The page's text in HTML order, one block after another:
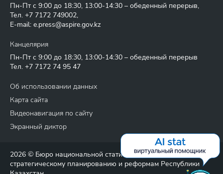
Пн-Пт с 9:00 до 18:30, 13:00-14:30 – обеденный перерыв,
Тел. +7 7172 749002,
E-mail: e.press@aspire.gov.kz
Канцелярия
Пн-Пт с 9:00 до 18:30, 13:00-14:30 – обеденный перерыв
Тел. +7 7172 74 95 47
Об использовании данных
Карта сайта
Видеонавигация по сайту
Экранный диктор
2026 © Бюро национальной статистики Агентства по
стратегическому планированию и реформам Республики